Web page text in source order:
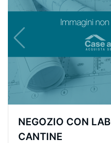
NEGOZIO CON
CANTINE